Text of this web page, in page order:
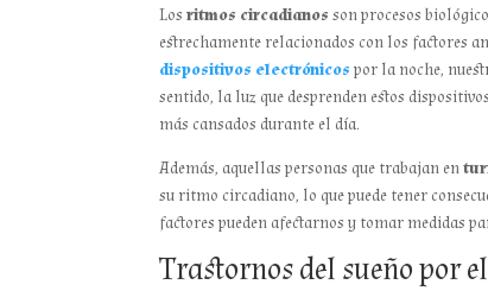
Losritmos circadianos son procesos
estrechamente relacionados con los factores
dispositivos electrónicos por la noche,
sentido, la luz que desprenden estos
más cansados durante el día.
Además, aquellas personas que trabajan en
su ritmo circadiano, lo que puede tener
factores pueden afectarnos y tomar medidas
Trastornos del sueño por